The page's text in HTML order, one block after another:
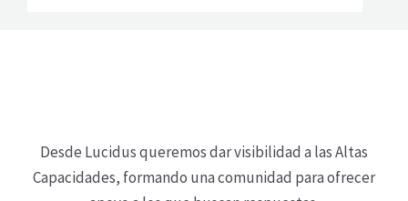
Desde Lucidus queremos dar visibilidad a las Altas
Capacidades, formando una comunidad para ofrecer